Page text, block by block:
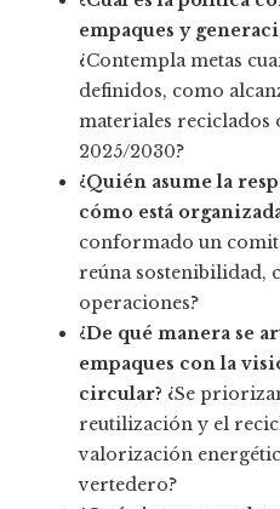
empaques y
¿Contempla metas
definidos, como
materiales reciclados
2025/2030?
¿Quién asume la
cómo está
conformado un
reúna sostenibilidad,
operaciones?
¿De qué manera se
empaques con la
circular? ¿Se
reutilización y el
valorización
vertedero?